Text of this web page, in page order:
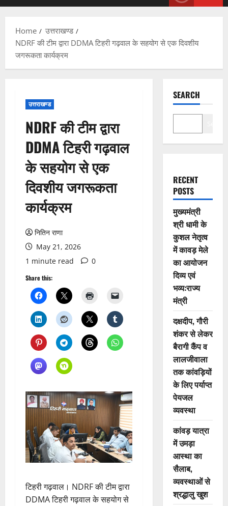
Home
उत्तराखण्ड
NDRF की टीम द्वारा DDMA टिहरी गढ़वाल के सहयोग से एक दिवशीय
जगरूकता कार्यक्रम
उत्तराखण्ड
NDRF की टीम द्वारा
DDMA टिहरी गढ़वाल
के सहयोग से एक
दिवशीय जगरूकता
कार्यक्रम
नितिन राणा
May 21, 2026
1 minute read
0
Share this:
टिहरी गढ़वाल। NDRF की टीम द्वारा
DDMA टिहरी गढ़वाल के सहयोग से
SEARCH
RECENT
POSTS
मुख्यमंत्री
श्री धामी के
कुशल नेतृत्व
में कावड़ मेले
का आयोजन
दिव्य एवं
भव्य:राज्य
मंत्री
दक्षदीप, गौरी
शंकर से लेकर
बैरागी कैंप व
लालजीवाला
तक कांवड़ियों
के लिए पर्याप्त
पेयजल
व्यवस्था
कांवड़ यात्रा
में उमड़ा
आस्था का
सैलाब,
व्यवस्थाओं से
श्रद्धालु खुश